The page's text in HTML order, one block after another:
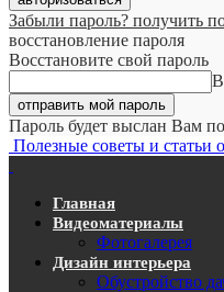
Забыли пароль? получить
восстановление пароля
Восстановите свой пароль
Пароль будет выслан Вам
Полезные советы и статьи
Главная
Видеоматериалы
Фотогалерея
Дизайн интерьера
Обустройство